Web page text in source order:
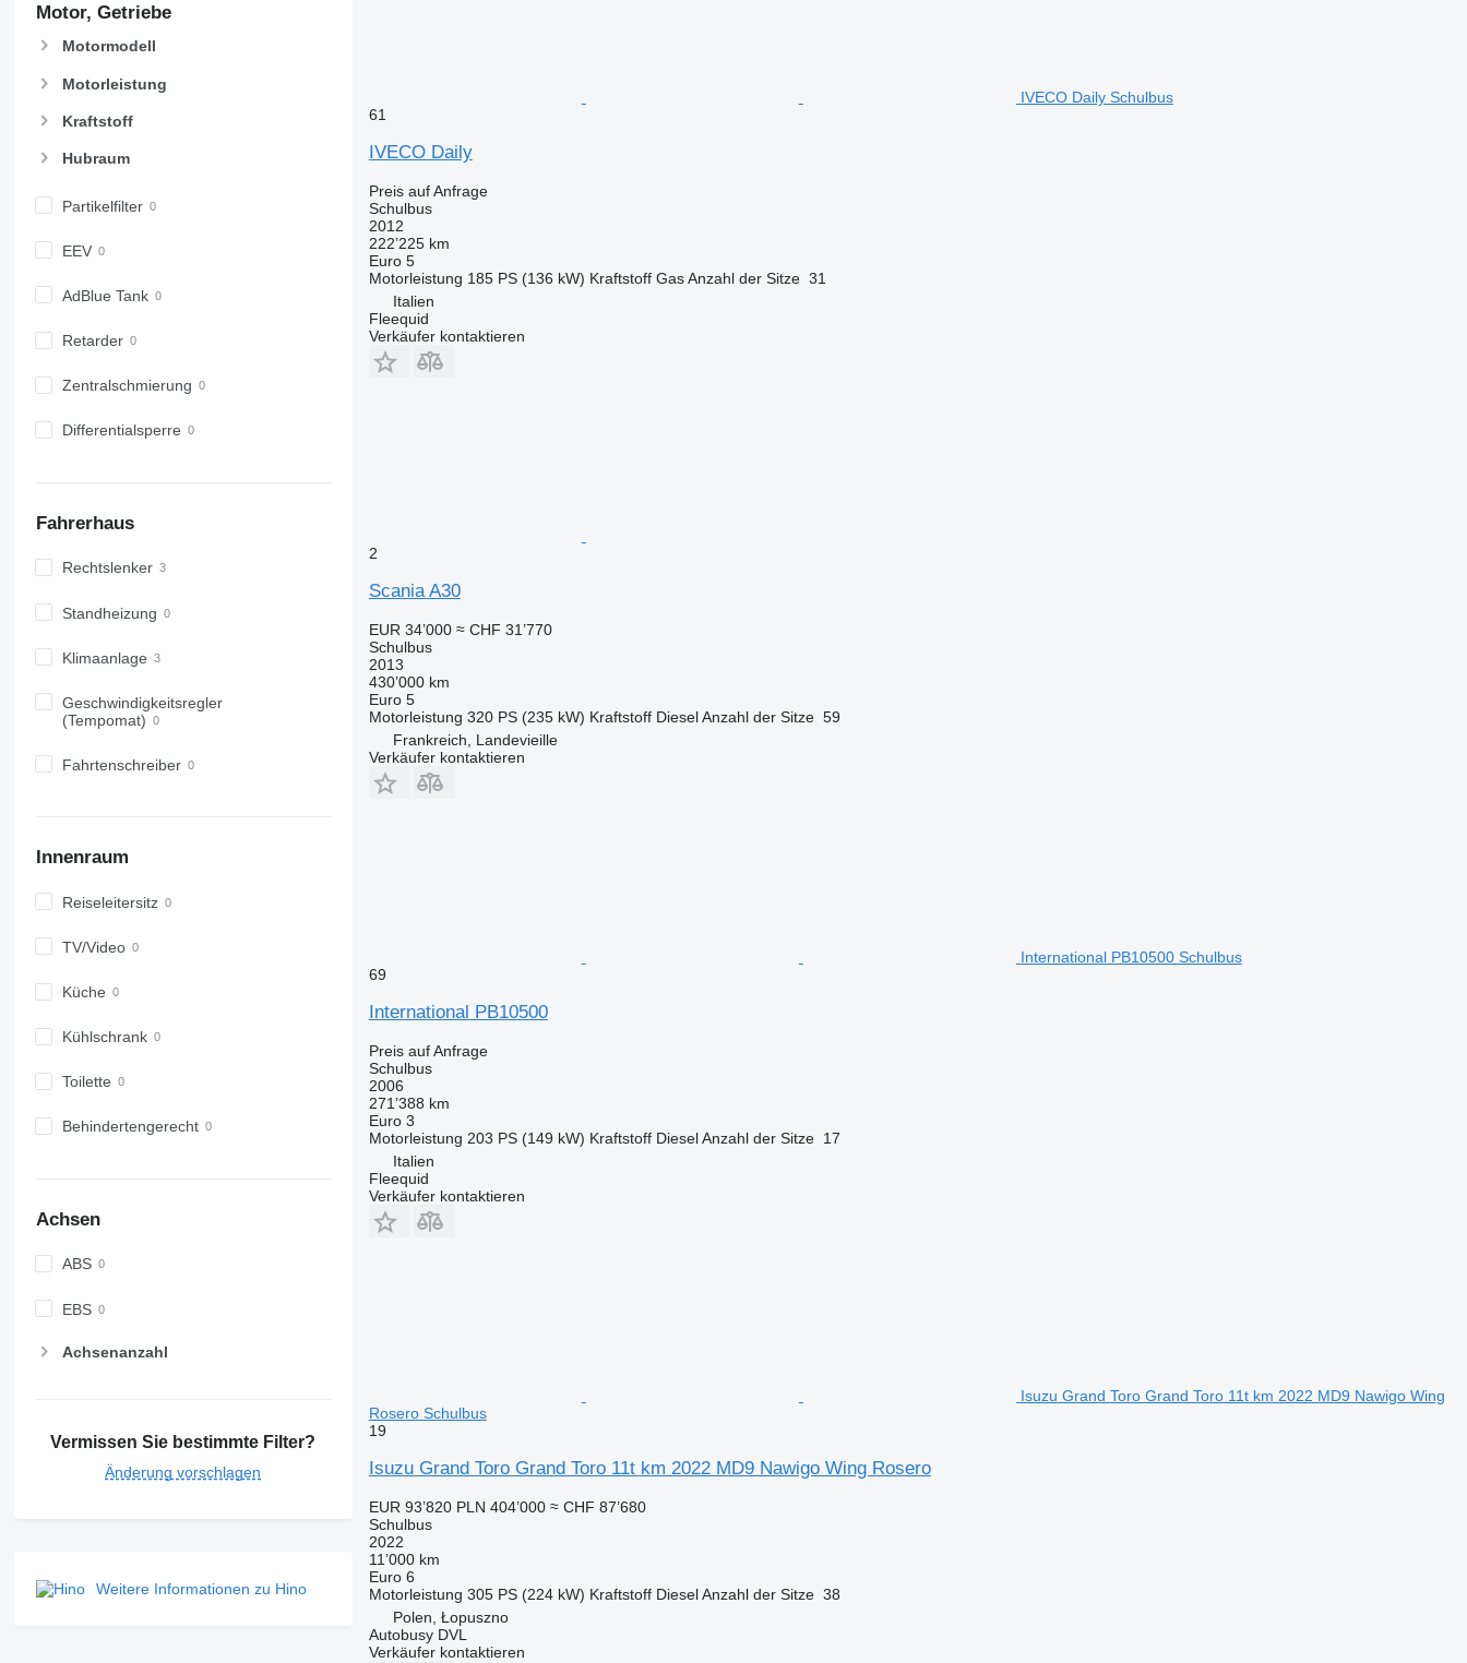
Motor, Getriebe
Motormodell
Motorleistung
Kraftstoff
Hubraum
Partikelfilter
EEV
AdBlue Tank
Retarder
Zentralschmierung
Differentialsperre
Fahrerhaus
Rechtslenker
Standheizung
Klimaanlage
Geschwindigkeitsregler
(Tempomat)
Fahrtenschreiber
Innenraum
Reiseleitersitz
TV/Video
Küche
Kühlschrank
Toilette
Behindertengerecht
Achsen
ABS
EBS
Achsenanzahl
Vermissen Sie bestimmte Filter?
Änderung vorschlagen
Weitere Informationen zu Hino
IVECO Daily Schulbus
61
IVECO Daily
Preis auf Anfrage
Schulbus
2012
222’225 km
Euro 5
Motorleistung 185 PS (136 kW) Kraftstoff Gas Anzahl der Sitze 31
Italien
Fleequid
Verkäufer kontaktieren
2
Scania A30
EUR 34’000 ≈ CHF 31’770
Schulbus
2013
430’000 km
Euro 5
Motorleistung 320 PS (235 kW) Kraftstoff Diesel Anzahl der Sitze 59
Frankreich, Landevieille
Verkäufer kontaktieren
International PB10500 Schulbus
69
International PB10500
Preis auf Anfrage
Schulbus
2006
271’388 km
Euro 3
Motorleistung 203 PS (149 kW) Kraftstoff Diesel Anzahl der Sitze 17
Italien
Fleequid
Verkäufer kontaktieren
Isuzu Grand Toro Grand Toro 11t km 2022 MD9 Nawigo Wing
Rosero Schulbus
19
Isuzu Grand Toro Grand Toro 11t km 2022 MD9 Nawigo Wing Rosero
EUR 93’820 PLN 404’000 ≈ CHF 87’680
Schulbus
2022
11’000 km
Euro 6
Motorleistung 305 PS (224 kW) Kraftstoff Diesel Anzahl der Sitze 38
Polen, Łopuszno
Autobusy DVL
Verkäufer kontaktieren